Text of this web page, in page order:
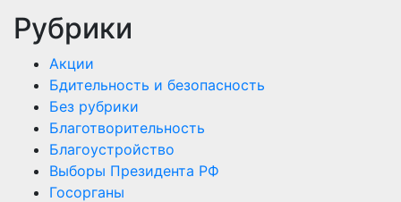
Рубрики
Акции
Бдительность и безопасность
Без рубрики
Благотворительность
Благоустройство
Выборы Президента РФ
Госорганы